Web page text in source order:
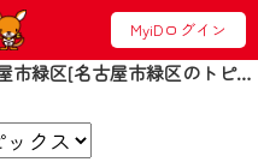
MyiDログイン
[名古屋市緑区のトピックス])
せ